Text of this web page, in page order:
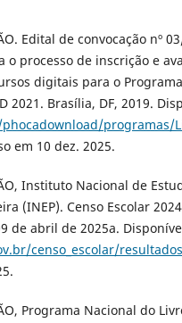
Edital de convocação nº
o processo de inscrição e
digitais para o
2021. Brasília, DF, 2019.
programas/
em 10 dez. 2025.
Instituto Nacional de
(INEP). Censo Escolar
de abril de 2025a.
censo_escolar/
Programa Nacional do